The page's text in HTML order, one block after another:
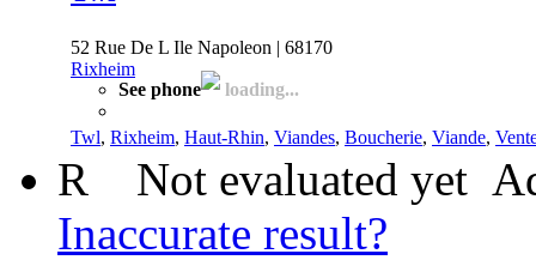
52 Rue De L Ile Napoleon | 68170
Rixheim
See phone
loading...
Twl, Rixheim, Haut-Rhin, Viandes, Boucherie, Viande,
R Not evaluated yet
Inaccurate result?